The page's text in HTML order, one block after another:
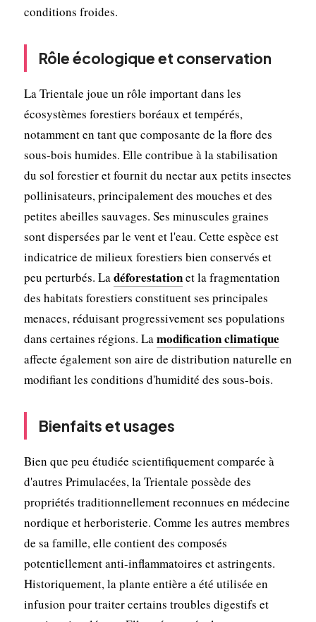
conditions froides.
Rôle écologique et conservation
La Trientale joue un rôle important dans les
écosystèmes forestiers boréaux et tempérés,
notamment en tant que composante de la flore des
sous-bois humides. Elle contribue à la stabilisation
du sol forestier et fournit du nectar aux petits insectes
pollinisateurs, principalement des mouches et des
petites abeilles sauvages. Ses minuscules graines
sont dispersées par le vent et l'eau. Cette espèce est
indicatrice de milieux forestiers bien conservés et
peu perturbés. Ladéforestationet la fragmentation
des habitats forestiers constituent ses principales
menaces, réduisant progressivement ses populations
dans certaines régions. Lamodification climatique
affecte également son aire de distribution naturelle en
modifiant les conditions d'humidité des sous-bois.
Bienfaits et usages
Bien que peu étudiée scientifiquement comparée à
d'autres Primulacées, la Trientale possède des
propriétés traditionnellement reconnues en médecine
nordique et herboristerie. Comme les autres membres
de sa famille, elle contient des composés
potentiellement anti-inflammatoires et astringents.
Historiquement, la plante entière a été utilisée en
infusion pour traiter certains troubles digestifs et